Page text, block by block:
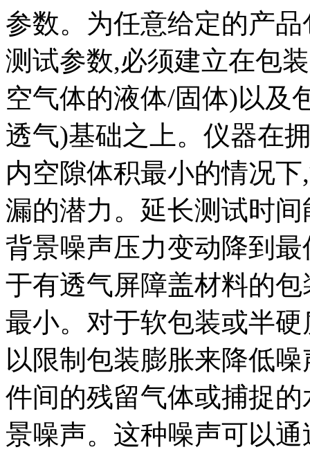
参数。为任意给定的产
测试参数,必须建立在包
空气体的液体/固体)以及
透气)基础之上。仪器在
内空隙体积最小的情况
漏的潜力。延长测试时
背景噪声压力变动降到
于有透气屏障盖材料的
最小。对于软包装或半
以限制包装膨胀来降低
件间的残留气体或捕捉
景噪声。这种噪声可以